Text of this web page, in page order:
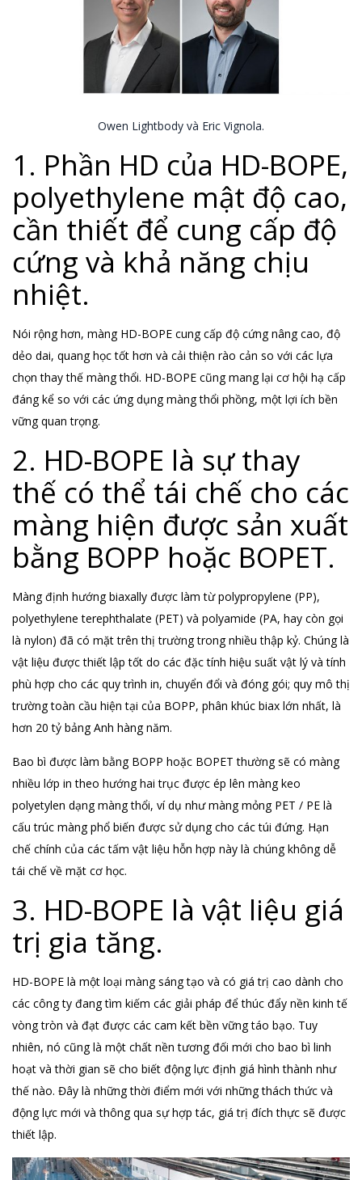
Owen Lightbody và Eric Vignola.
1. Phần HD của HD-BOPE,
polyethylene mật độ cao,
cần thiết để cung cấp độ
cứng và khả năng chịu
nhiệt.
Nói rộng hơn, màng HD-BOPE cung cấp độ cứng nâng cao, độ
dẻo dai, quang học tốt hơn và cải thiện rào cản so với các lựa
chọn thay thế màng thổi. HD-BOPE cũng mang lại cơ hội hạ cấp
đáng kể so với các ứng dụng màng thổi phồng, một lợi ích bền
vững quan trọng.
2. HD-BOPE là sự thay
thế có thể tái chế cho các
màng hiện được sản xuất
bằng BOPP hoặc BOPET.
Màng định hướng biaxally được làm từ polypropylene (PP),
polyethylene terephthalate (PET) và polyamide (PA, hay còn gọi
là nylon) đã có mặt trên thị trường trong nhiều thập kỷ. Chúng là
vật liệu được thiết lập tốt do các đặc tính hiệu suất vật lý và tính
phù hợp cho các quy trình in, chuyển đổi và đóng gói; quy mô thị
trường toàn cầu hiện tại của BOPP, phân khúc biax lớn nhất, là
hơn 20 tỷ bảng Anh hàng năm.
Bao bì được làm bằng BOPP hoặc BOPET thường sẽ có màng
nhiều lớp in theo hướng hai trục được ép lên màng keo
polyetylen dạng màng thổi, ví dụ như màng mỏng PET / PE là
cấu trúc màng phổ biến được sử dụng cho các túi đứng. Hạn
chế chính của các tấm vật liệu hỗn hợp này là chúng không dễ
tái chế về mặt cơ học.
3. HD-BOPE là vật liệu giá
trị gia tăng.
HD-BOPE là một loại màng sáng tạo và có giá trị cao dành cho
các công ty đang tìm kiếm các giải pháp để thúc đẩy nền kinh tế
vòng tròn và đạt được các cam kết bền vững táo bạo. Tuy
nhiên, nó cũng là một chất nền tương đối mới cho bao bì linh
hoạt và thời gian sẽ cho biết động lực định giá hình thành như
thế nào. Đây là những thời điểm mới với những thách thức và
động lực mới và thông qua sự hợp tác, giá trị đích thực sẽ được
thiết lập.